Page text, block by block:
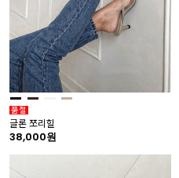
글론 쪼리힐
38,000원